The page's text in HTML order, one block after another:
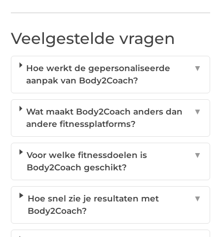
Veelgestelde vragen
Hoe werkt de gepersonaliseerde
aanpak van Body2Coach?
▼
Wat maakt Body2Coach anders dan
andere fitnessplatforms?
▼
Voor welke fitnessdoelen is
Body2Coach geschikt?
▼
Hoe snel zie je resultaten met
Body2Coach?
▼